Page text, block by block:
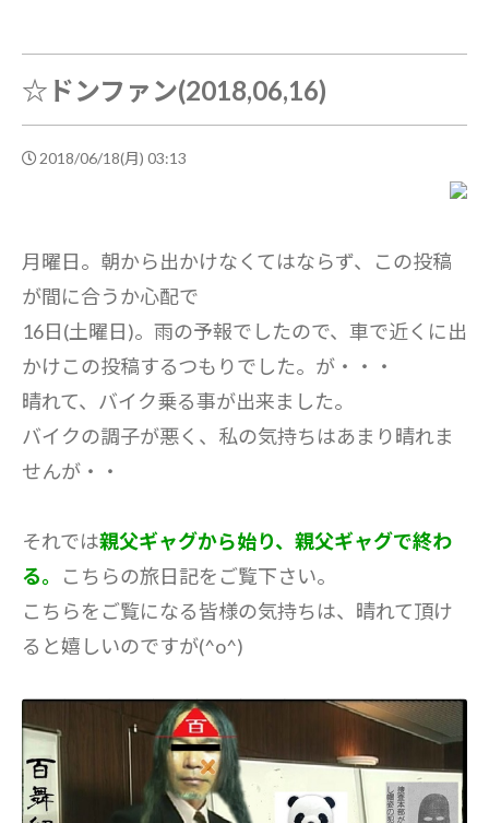
☆ドンファン(2018,06,16)
2018/06/18(月) 03:13
月曜日。朝から出かけなくてはならず、この投稿
が間に合うか心配で
16日(土曜日)。雨の予報でしたので、車で近くに出
かけこの投稿するつもりでした。が・・・
晴れて、バイク乗る事が出来ました。
バイクの調子が悪く、私の気持ちはあまり晴れま
せんが・・
それでは親父ギャグから始り、親父ギャグで終わ
る。
こちらの旅日記をご覧下さい。
こちらをご覧になる皆様の気持ちは、晴れて頂け
ると嬉しいのですが(^o^)